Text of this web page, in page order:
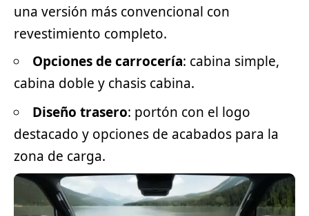
una versión más convencional con
revestimiento completo.
Opciones de carrocería: cabina simple,
cabina doble y chasis cabina.
Diseño trasero: portón con el logo
destacado y opciones de acabados para la
zona de carga.